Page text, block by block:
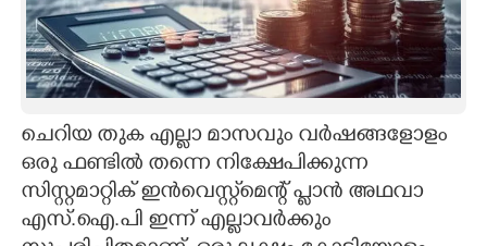
ART
ASTRO
CARTOONS
LITERATURE
ചെറിയ തുക എല്ലാ മാസവും വർഷങ്ങളോളം
ഒരു ഫണ്ടിൽ തന്നെ നിക്ഷേപിക്കുന്ന
സിസ്റ്റമാറ്റിക് ഇൻവെസ്റ്റ്മെന്റ് പ്ലാൻ അഥവാ
എസ്.ഐ.പി ഇന്ന് എല്ലാവർക്കും